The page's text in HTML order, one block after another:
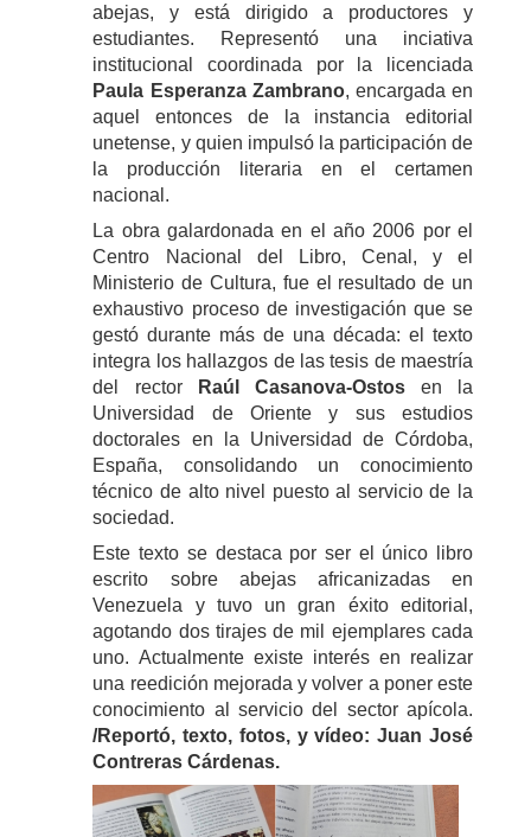
abejas, y está dirigido a productores y
estudiantes. Representó una inciativa
institucional coordinada por la licenciada
Paula Esperanza Zambrano, encargada en
aquel entonces de la instancia editorial
unetense, y quien impulsó la participación de
la producción literaria en el certamen
nacional.
La obra galardonada en el año 2006 por el
Centro Nacional del Libro, Cenal, y el
Ministerio de Cultura, fue el resultado de un
exhaustivo proceso de investigación que se
gestó durante más de una década: el texto
integra los hallazgos de las tesis de maestría
del rector
Raúl Casanova-Ostosen la
Universidad de Oriente y sus estudios
doctorales en la Universidad de Córdoba,
España, consolidando un conocimiento
técnico de alto nivel puesto al servicio de la
sociedad.
Este texto se destaca por ser el único libro
escrito sobre abejas africanizadas en
Venezuela y tuvo un gran éxito editorial,
agotando dos tirajes de mil ejemplares cada
uno. Actualmente existe interés en realizar
una reedición mejorada y volver a poner este
conocimiento al servicio del sector apícola.
/Reportó, texto, fotos, y vídeo: Juan José
Contreras Cárdenas.